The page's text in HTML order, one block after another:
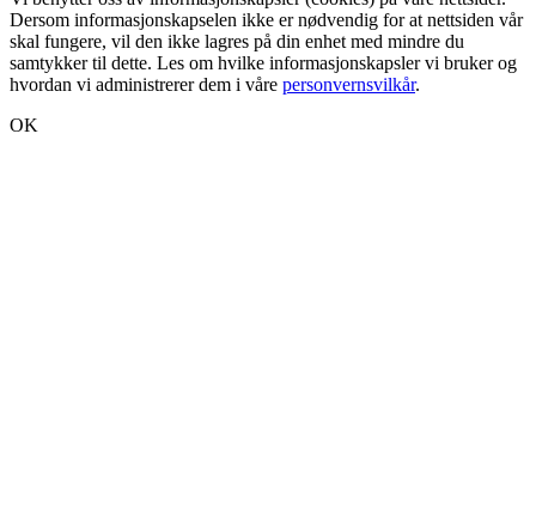
Dersom informasjonskapselen ikke er nødvendig for at nettsiden vår
skal fungere, vil den ikke lagres på din enhet med mindre du
samtykker til dette. Les om hvilke informasjonskapsler vi bruker og
hvordan vi administrerer dem i våre personvernsvilkår.
OK